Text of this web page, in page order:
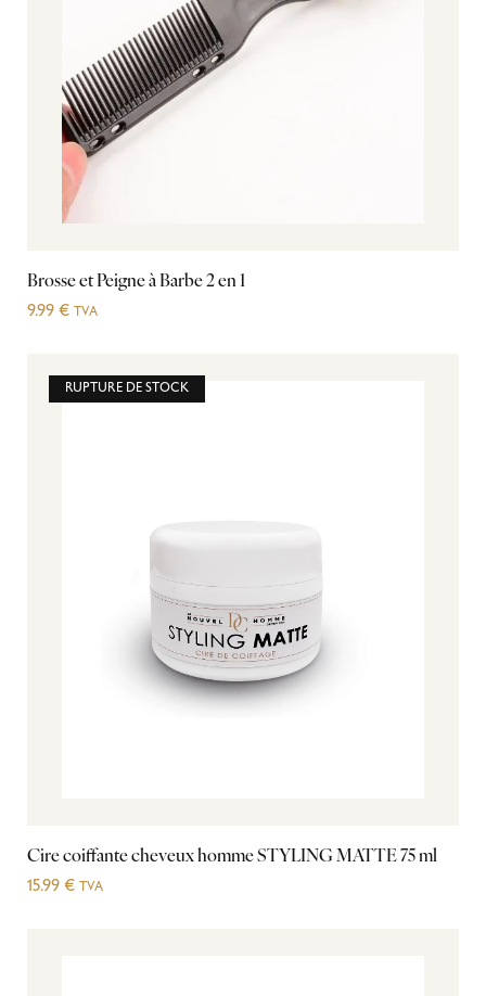
Brosse et Peigne à Barbe 2 en 1
9.99 € TVA
RUPTURE DE STOCK
Cire coiffante cheveux homme STYLING MATTE 75 ml
15.99 € TVA